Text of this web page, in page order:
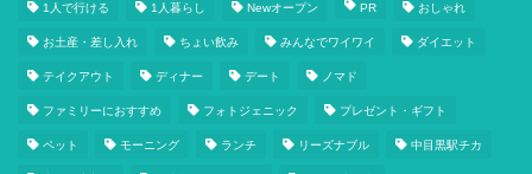
1人で行ける 1人暮らし Newオープン PR おしゃれ
お土産・差し入れ ちょい飲み みんなでワイワイ ダイエット
テイクアウト ディナー デート ノマド
ファミリーにおすすめ フォトジェニック プレゼント・ギフト
ペット モーニング ランチ リーズナブル 中目黒駅チカ